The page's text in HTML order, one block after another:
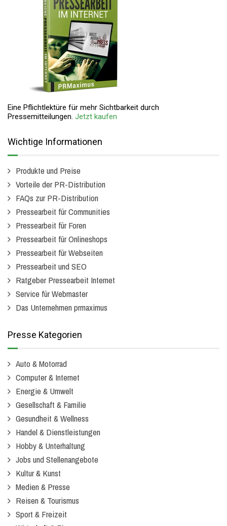
Eine Pflichtlektüre für mehr Sichtbarkeit durch
Pressemitteilungen. Jetzt kaufen
Wichtige Informationen
Produkte und Preise
Vorteile der PR-Distribution
FAQs zur PR-Distribution
Pressearbeit für Communities
Pressearbeit für Foren
Pressearbeit für Onlineshops
Pressearbeit für Webseiten
Pressearbeit und SEO
Ratgeber Pressearbeit Internet
Service für Webmaster
Das Unternehmen prmaximus
Presse Kategorien
Auto & Motorrad
Computer & Internet
Energie & Umwelt
Gesellschaft & Familie
Gesundheit & Wellness
Handel & Dienstleistungen
Hobby & Unterhaltung
Jobs und Stellenangebote
Kultur & Kunst
Medien & Presse
Reisen & Tourismus
Sport & Freizeit